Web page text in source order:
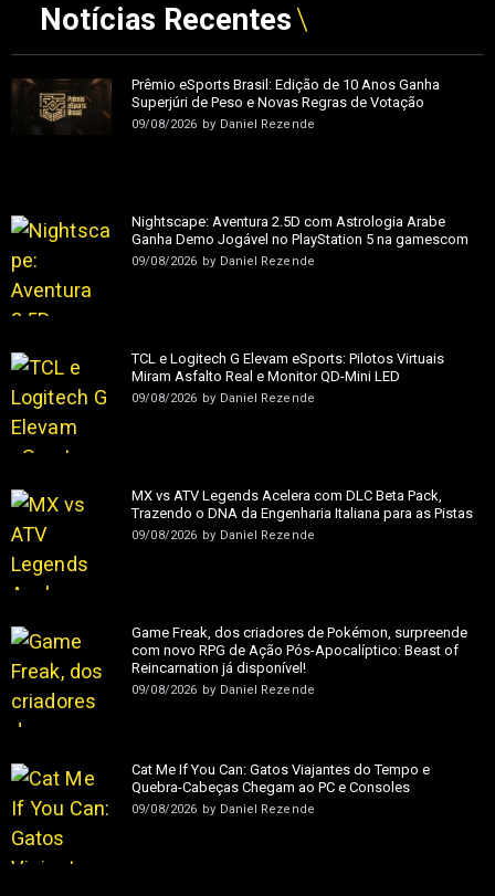
Notícias Recentes
Prêmio eSports Brasil: Edição de 10 Anos Ganha
Superjúri de Peso e Novas Regras de Votação
09/08/2026 by Daniel Rezende
Nightscape: Aventura 2.5D com Astrologia Árabe
Ganha Demo Jogável no PlayStation 5 na gamescom
09/08/2026 by Daniel Rezende
TCL e Logitech G Elevam eSports: Pilotos Virtuais
Miram Asfalto Real e Monitor QD-Mini LED
09/08/2026 by Daniel Rezende
MX vs ATV Legends Acelera com DLC Beta Pack,
Trazendo o DNA da Engenharia Italiana para as Pistas
09/08/2026 by Daniel Rezende
Game Freak, dos criadores de Pokémon, surpreende
com novo RPG de Ação Pós-Apocalíptico: Beast of
Reincarnation já disponível!
09/08/2026 by Daniel Rezende
Cat Me If You Can: Gatos Viajantes do Tempo e
Quebra-Cabeças Chegam ao PC e Consoles
09/08/2026 by Daniel Rezende